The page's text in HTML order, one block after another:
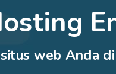
web Anda